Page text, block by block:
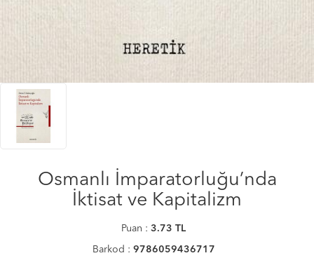
Osmanlı İmparatorluğu’nda
İktisat ve Kapitalizm
Puan : 3.73 TL
Barkod : 9786059436717